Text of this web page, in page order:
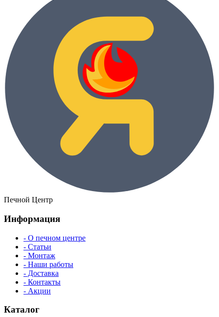
Печной Центр
Информация
- О печном центре
- Статьи
- Монтаж
- Наши работы
- Доставка
- Контакты
- Акции
Каталог